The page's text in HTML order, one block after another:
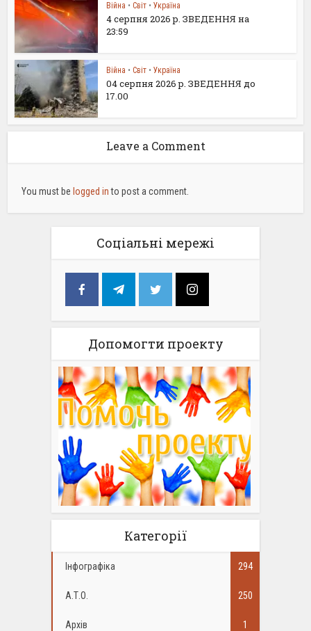
Війна • Світ • Україна
4 серпня 2026 р. ЗВЕДЕННЯ на
23:59
Війна • Світ • Україна
04 серпня 2026 р. ЗВЕДЕННЯ до
17.00
Leave a Comment
You must be logged into post a comment.
Соціальні мережі
Допомогти проекту
Категорії
Інфографіка 294
А.Т.О. 250
Архів 1